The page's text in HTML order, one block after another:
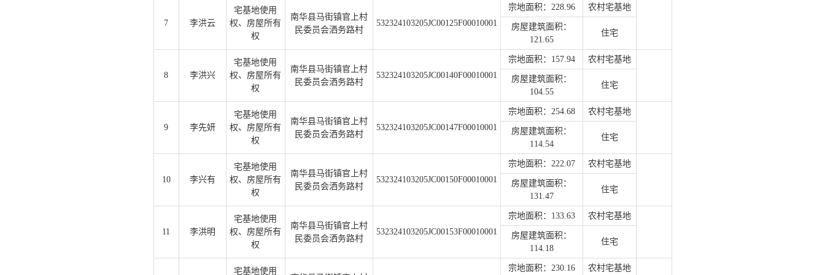
7 李洪云
宅基地使用
权、房屋所有
权
南华县马街镇官上村
民委员会洒务路村
532324103205JC00125F00010001
宗地面积：228.96 农村宅基地
房屋建筑面积：
121.65
住宅
8 李洪兴
宅基地使用
权、房屋所有
权
南华县马街镇官上村
民委员会洒务路村
532324103205JC00140F00010001
宗地面积：157.94 农村宅基地
房屋建筑面积：
104.55
住宅
9 李先妍
宅基地使用
权、房屋所有
权
南华县马街镇官上村
民委员会洒务路村
532324103205JC00147F00010001
宗地面积：254.68 农村宅基地
房屋建筑面积：
114.54
住宅
10 李兴有
宅基地使用
权、房屋所有
权
南华县马街镇官上村
民委员会洒务路村
532324103205JC00150F00010001
宗地面积：222.07 农村宅基地
房屋建筑面积：
131.47
住宅
11 李洪明
宅基地使用
权、房屋所有
权
南华县马街镇官上村
民委员会洒务路村
532324103205JC00153F00010001
宗地面积：133.63 农村宅基地
房屋建筑面积：
114.18
住宅
宅基地使用 宗地面积：230.16 农村宅基地